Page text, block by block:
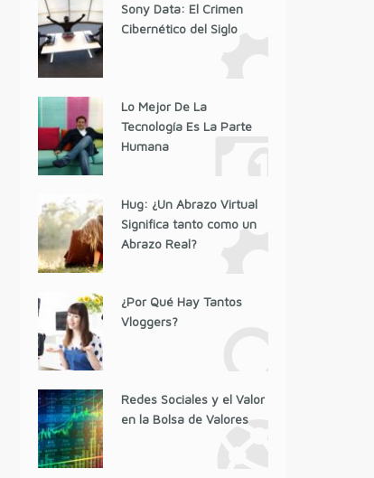
Sony Data: El Crimen
Cibernético del Siglo
Lo Mejor De La
Tecnología Es La Parte
Humana
Hug: ¿Un Abrazo Virtual
Significa tanto como un
Abrazo Real?
¿Por Qué Hay Tantos
Vloggers?
Redes Sociales y el Valor
en la Bolsa de Valores